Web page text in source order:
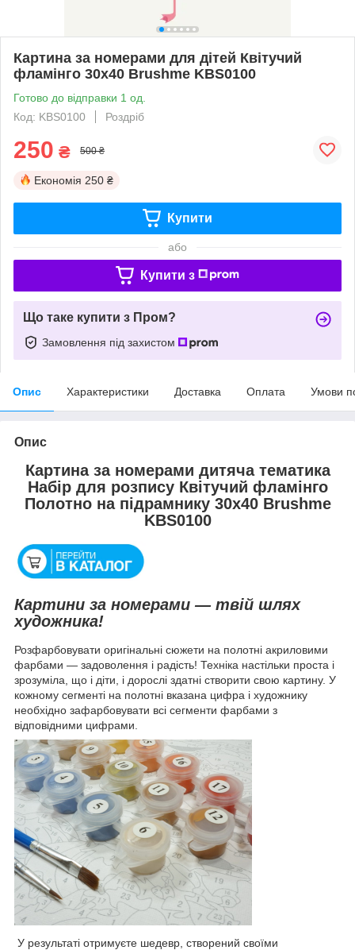
Картина за номерами для дітей Квітучий
фламінго 30x40 Brushme KBS0100
Готово до відправки 1 од.
Код: KBS0100
Роздріб
250 ₴ 500 ₴
Економія 250 ₴
Купити
або
Купити з
Що таке купити з Пром?
Замовлення під захистом
Опис Характеристики Доставка Оплата Умови
Опис
Картина за номерами дитяча тематика
Набір для розпису Квітучий фламінго
Полотно на підрамнику 30x40 Brushme
KBS0100
Картини за номерами — твій шлях
художника!
Розфарбовувати оригінальні сюжети на полотні акриловими
фарбами — задоволення і радість! Техніка настільки проста і
зрозуміла, що і діти, і дорослі здатні створити свою картину. У
кожному сегменті на полотні вказана цифра і художнику
необхідно зафарбовувати всі сегменти фарбами з
відповідними цифрами.
У результаті отримуєте шедевр, створений своїми